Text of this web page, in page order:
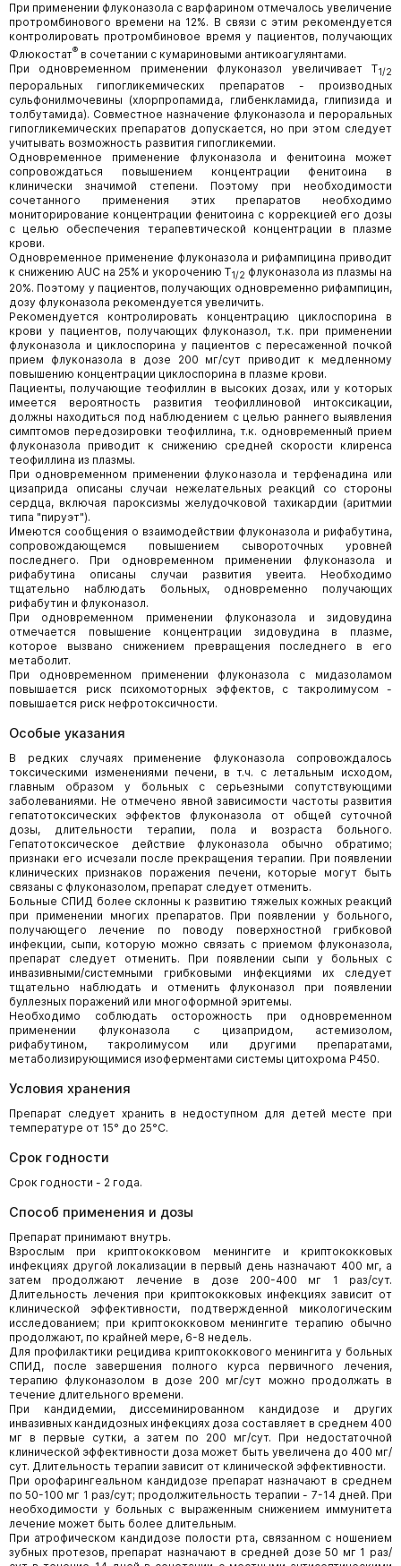
При применении флуконазола с варфарином отмечалось увеличение
протромбинового времени на 12%. В связи с этим рекомендуется
контролировать протромбиновое время у пациентов, получающих
Флюкостат® в сочетании с кумариновыми антикоагулянтами.
При одновременном применении флуконазол увеличивает T1/2
пероральных гипогликемических препаратов - производных
сульфонилмочевины (хлорпропамида, глибенкламида, глипизида и
толбутамида). Совместное назначение флуконазола и пероральных
гипогликемических препаратов допускается, но при этом следует
учитывать возможность развития гипогликемии.
Одновременное применение флуконазола и фенитоина может
сопровождаться повышением концентрации фенитоина в
клинически значимой степени. Поэтому при необходимости
сочетанного применения этих препаратов необходимо
мониторирование концентрации фенитоина с коррекцией его дозы
с целью обеспечения терапевтической концентрации в плазме
крови.
Одновременное применение флуконазола и рифампицина приводит
к снижению AUC на 25% и укорочению T1/2 флуконазола из плазмы на
20%. Поэтому у пациентов, получающих одновременно рифампицин,
дозу флуконазола рекомендуется увеличить.
Рекомендуется контролировать концентрацию циклоспорина в
крови у пациентов, получающих флуконазол, т.к. при применении
флуконазола и циклоспорина у пациентов с пересаженной почкой
прием флуконазола в дозе 200 мг/сут приводит к медленному
повышению концентрации циклоспорина в плазме крови.
Пациенты, получающие теофиллин в высоких дозах, или у которых
имеется вероятность развития теофиллиновой интоксикации,
должны находиться под наблюдением с целью раннего выявления
симптомов передозировки теофиллина, т.к. одновременный прием
флуконазола приводит к снижению средней скорости клиренса
теофиллина из плазмы.
При одновременном применении флуконазола и терфенадина или
цизаприда описаны случаи нежелательных реакций со стороны
сердца, включая пароксизмы желудочковой тахикардии (аритмии
типа "пируэт").
Имеются сообщения о взаимодействии флуконазола и рифабутина,
сопровождающемся повышением сывороточных уровней
последнего. При одновременном применении флуконазола и
рифабутина описаны случаи развития увеита. Необходимо
тщательно наблюдать больных, одновременно получающих
рифабутин и флуконазол.
При одновременном применении флуконазола и зидовудина
отмечается повышение концентрации зидовудина в плазме,
которое вызвано снижением превращения последнего в его
метаболит.
При одновременном применении флуконазола с мидазоламом
повышается риск психомоторных эффектов, с такролимусом -
повышается риск нефротоксичности.
Особые указания
В редких случаях применение флуконазола сопровождалось
токсическими изменениями печени, в т.ч. с летальным исходом,
главным образом у больных с серьезными сопутствующими
заболеваниями. Не отмечено явной зависимости частоты развития
гепатотоксических эффектов флуконазола от общей суточной
дозы, длительности терапии, пола и возраста больного.
Гепатотоксическое действие флуконазола обычно обратимо;
признаки его исчезали после прекращения терапии. При появлении
клинических признаков поражения печени, которые могут быть
связаны с флуконазолом, препарат следует отменить.
Больные СПИД более склонны к развитию тяжелых кожных реакций
при применении многих препаратов. При появлении у больного,
получающего лечение по поводу поверхностной грибковой
инфекции, сыпи, которую можно связать с приемом флуконазола,
препарат следует отменить. При появлении сыпи у больных с
инвазивными/системными грибковыми инфекциями их следует
тщательно наблюдать и отменить флуконазол при появлении
буллезных поражений или многоформной эритемы.
Необходимо соблюдать осторожность при одновременном
применении флуконазола с цизапридом, астемизолом,
рифабутином, такролимусом или другими препаратами,
метаболизирующимися изоферментами системы цитохрома P450.
Условия хранения
Препарат следует хранить в недоступном для детей месте при
температуре от 15° до 25°C.
Срок годности
Срок годности - 2 года.
Способ применения и дозы
Препарат принимают внутрь.
Взрослым при криптококковом менингите и криптококковых
инфекциях другой локализации в первый день назначают 400 мг, а
затем продолжают лечение в дозе 200-400 мг 1 раз/сут.
Длительность лечения при криптококковых инфекциях зависит от
клинической эффективности, подтвержденной микологическим
исследованием; при криптококковом менингите терапию обычно
продолжают, по крайней мере, 6-8 недель.
Для профилактики рецидива криптококкового менингита у больных
СПИД, после завершения полного курса первичного лечения,
терапию флуконазолом в дозе 200 мг/сут можно продолжать в
течение длительного времени.
При кандидемии, диссеминированном кандидозе и других
инвазивных кандидозных инфекциях доза составляет в среднем 400
мг в первые сутки, а затем по 200 мг/сут. При недостаточной
клинической эффективности доза может быть увеличена до 400 мг/
сут. Длительность терапии зависит от клинической эффективности.
При орофарингеальном кандидозе препарат назначают в среднем
по 50-100 мг 1 раз/сут; продолжительность терапии - 7-14 дней. При
необходимости у больных с выраженным снижением иммунитета
лечение может быть более длительным.
При атрофическом кандидозе полости рта, связанном с ношением
зубных протезов, препарат назначают в средней дозе 50 мг 1 раз/